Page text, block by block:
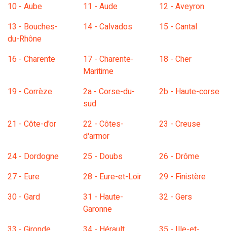
10 - Aube
11 - Aude
12 - Aveyron
13 - Bouches-
du-Rhône
14 - Calvados 15 - Cantal
16 - Charente
17 - Charente-
Maritime
18 - Cher
19 - Corrèze
2a - Corse-du-
sud
2b - Haute-corse
21 - Côte-d'or
22 - Côtes-
d'armor
23 - Creuse
24 - Dordogne 25 - Doubs
26 - Drôme
27 - Eure
28 - Eure-et-Loir
29 - Finistère
30 - Gard
31 - Haute-
Garonne
32 - Gers